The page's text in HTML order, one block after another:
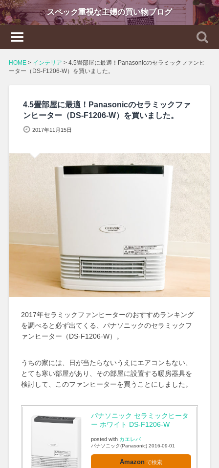
スペック重視な主婦の買い物ブログ
HOME> インテリア > 4.5畳部屋に最適！Panasonicのセラミックファンヒ
ーター（DS-F1206-W）を買いました。
4.5畳部屋に最適！Panasonicのセラミックファ
ンヒーター（DS-F1206-W）を買いました。
2017年11月15日
2017年セラミックファンヒーターのおすすめランキング
を調べると必ず出てくる、パナソニックのセラミックフ
ァンヒーター（DS-F1206-W）。
うちの家には、日が当たらないうえにエアコンもない、
とても寒い部屋があり、その部屋に設置する暖房器具を
検討して、このファンヒーターを買うことにしました。
パナソニック セラミックヒータ
ー ホワイト DS-F1206-W
posted with カエレバ
パナソニック(Panasonic) 2016-09-01
Amazon